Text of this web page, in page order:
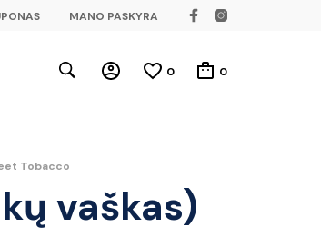
MANO PASKYRA
0 0
Tobacco
vaškas)